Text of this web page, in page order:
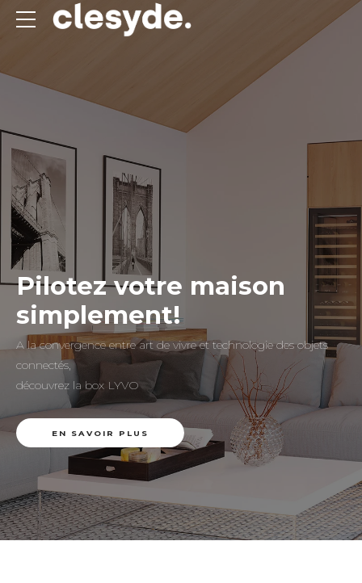
Pilotez votre maison
simplement!
A la convergence entre art de vivre et technologie des objets
connectés,
découvrez la box LYVO
EN SAVOIR PLUS